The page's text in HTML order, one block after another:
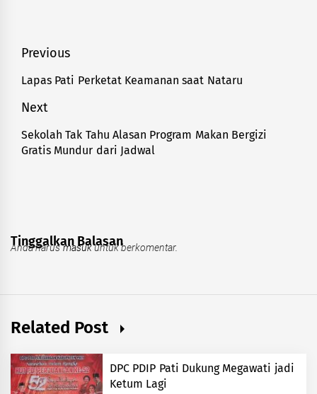
Navigasi
pos
Previous
Previous
Lapas Pati Perketat Keamanan saat Nataru
Next
Next
post:
Sekolah Tak Tahu Alasan Program Makan Bergizi
Gratis Mundur dari Jadwal
Tinggalkan Balasan
Anda harusmasukuntuk berkomentar.
Related Post
DPC PDIP Pati Dukung Megawati jadi
Ketum Lagi